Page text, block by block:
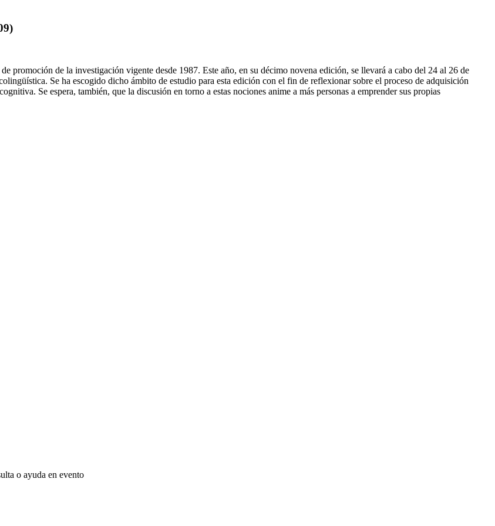
promoción de la investigación vigente desde 1987. Este año, en su décimo novena edición, se llevará a cabo del 24 al 26 de
Se ha escogido dicho ámbito de estudio para esta edición con el fin de reflexionar sobre el proceso de adquisición
Se espera, también, que la discusión en torno a estas nociones anime a más personas a emprender sus propias
o ayuda en evento